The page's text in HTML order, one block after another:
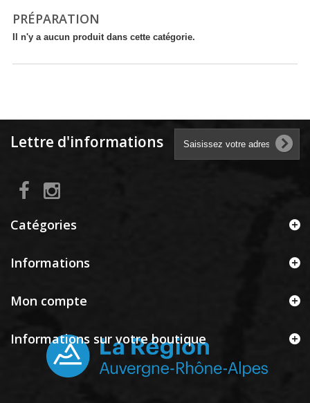
PRÉPARATION
Il n'y a aucun produit dans cette catégorie.
Lettre d'informations
Catégories
Informations
Mon compte
Informations sur votre boutique